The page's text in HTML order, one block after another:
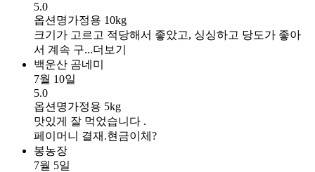
5.0
옵션명가정용 10kg
크기가 고르고 적당해서 좋았고, 싱싱하고 당도가 좋아
서 계속 구...더보기
백운산 곰네미
7월 10일
5.0
옵션명가정용 5kg
맛있게 잘 먹었습니다 .
페이머니 결재.현금이체?
봉농장
7월 5일